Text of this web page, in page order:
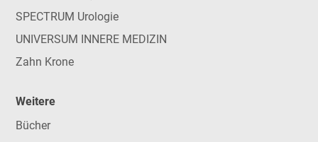
SPECTRUM Urologie
UNIVERSUM INNERE MEDIZIN
Zahn Krone
Weitere
Bücher